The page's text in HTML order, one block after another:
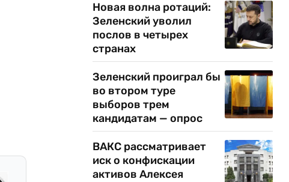
Новая волна ротаций:
Зеленский уволил
послов в четырех
странах
Зеленский проиграл бы
во втором туре
выборов трем
кандидатам — опрос
ВАКС рассматривает
иск о конфискации
активов Алексея